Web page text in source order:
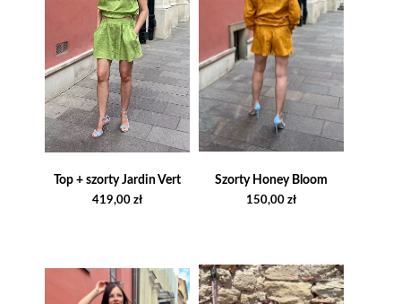
Top + szorty Jardin Vert
419,00 zł
Szorty Honey Bloom
150,00 zł